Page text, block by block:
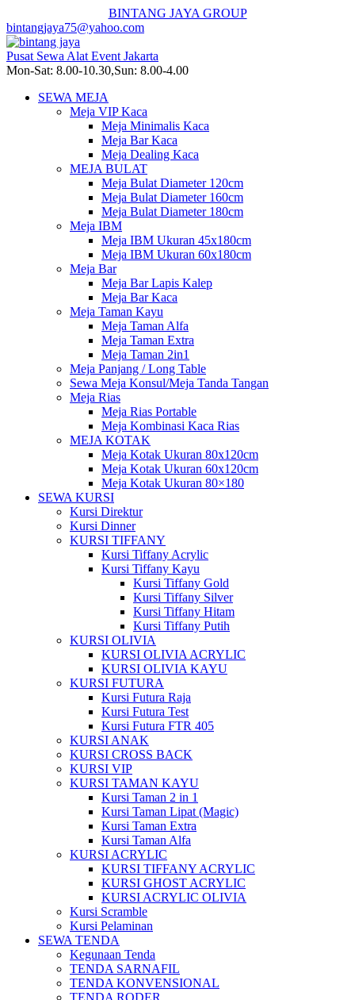
BINTANG JAYA GROUP
bintangjaya75@yahoo.com
Pusat Sewa Alat Event Jakarta
Mon-Sat: 8.00-10.30,Sun: 8.00-4.00
SEWA MEJA
Meja VIP Kaca
Meja Minimalis Kaca
Meja Bar Kaca
Meja Dealing Kaca
MEJA BULAT
Meja Bulat Diameter 120cm
Meja Bulat Diameter 160cm
Meja Bulat Diameter 180cm
Meja IBM
Meja IBM Ukuran 45x180cm
Meja IBM Ukuran 60x180cm
Meja Bar
Meja Bar Lapis Kalep
Meja Bar Kaca
Meja Taman Kayu
Meja Taman Alfa
Meja Taman Extra
Meja Taman 2in1
Meja Panjang / Long Table
Sewa Meja Konsul/Meja Tanda Tangan
Meja Rias
Meja Rias Portable
Meja Kombinasi Kaca Rias
MEJA KOTAK
Meja Kotak Ukuran 80x120cm
Meja Kotak Ukuran 60x120cm
Meja Kotak Ukuran 80×180
SEWA KURSI
Kursi Direktur
Kursi Dinner
KURSI TIFFANY
Kursi Tiffany Acrylic
Kursi Tiffany Kayu
Kursi Tiffany Gold
Kursi Tiffany Silver
Kursi Tiffany Hitam
Kursi Tiffany Putih
KURSI OLIVIA
KURSI OLIVIA ACRYLIC
KURSI OLIVIA KAYU
KURSI FUTURA
Kursi Futura Raja
Kursi Futura Test
Kursi Futura FTR 405
KURSI ANAK
KURSI CROSS BACK
KURSI VIP
KURSI TAMAN KAYU
Kursi Taman 2 in 1
Kursi Taman Lipat (Magic)
Kursi Taman Extra
Kursi Taman Alfa
KURSI ACRYLIC
KURSI TIFFANY ACRYLIC
KURSI GHOST ACRYLIC
KURSI ACRYLIC OLIVIA
Kursi Scramble
Kursi Pelaminan
SEWA TENDA
Kegunaan Tenda
TENDA SARNAFIL
TENDA KONVENSIONAL
TENDA RODER